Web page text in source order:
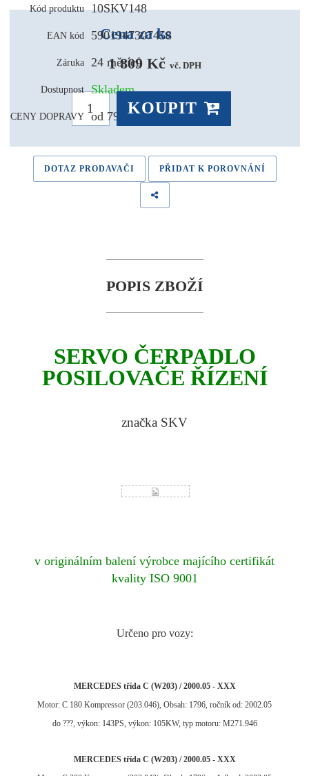
Kód produktu 10SKV148
EAN kód 5901947307458
Záruka 24 měsíců
Dostupnost Skladem
CENY DOPRAVY od 79,- Kč
Cena za ks
1 809 Kč vč. DPH
KOUPIT
DOTAZ PRODAVAČI PŘIDAT K POROVNÁNÍ
POPIS ZBOŽÍ
SERVO ČERPADLO
POSILOVAČE ŘÍZENÍ
značka SKV
v originálním balení výrobce majícího certifikát
kvality ISO 9001
Určeno pro vozy:
MERCEDES třída C (W203) / 2000.05 - XXX
Motor: C 180 Kompressor (203.046), Obsah: 1796, ročník od: 2002.05
do ???, výkon: 143PS, výkon: 105KW, typ motoru: M271.946
MERCEDES třída C (W203) / 2000.05 - XXX